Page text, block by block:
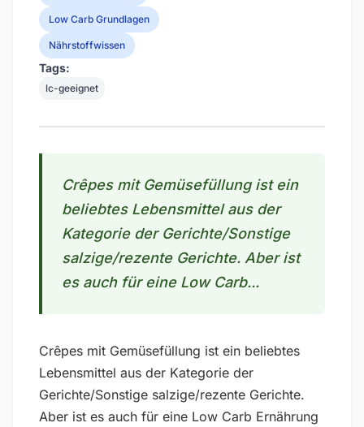
Low Carb Grundlagen
Nährstoffwissen
Tags:
lc-geeignet
Crêpes mit Gemüsefüllung ist ein
beliebtes Lebensmittel aus der
Kategorie der Gerichte/Sonstige
salzige/rezente Gerichte. Aber ist
es auch für eine Low Carb...
Crêpes mit Gemüsefüllung ist ein beliebtes
Lebensmittel aus der Kategorie der
Gerichte/Sonstige salzige/rezente Gerichte.
Aber ist es auch für eine Low Carb Ernährung